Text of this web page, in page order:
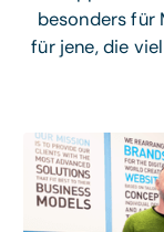
besonders
für jene, die